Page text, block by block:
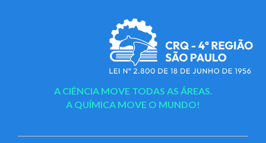
A CIÊNCIA MOVE TODAS AS ÁREAS.
A QUÍMICA MOVE O MUNDO!